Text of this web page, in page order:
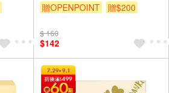
贈OPENPOINT
贈$200
$ 160
$142